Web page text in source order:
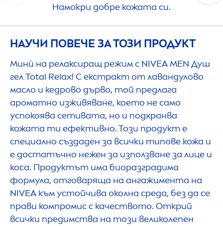
Намокри добре кожата си.
НАУЧИ ПОВЕЧЕ ЗА ТОЗИ ПРОДУКТ
Минѝ на релаксиращ режим с NIVEAMEN Душ
гел Total Relax! С екстракт от лавандулово
масло и кедрово дърво, той предлага
ароматно изживяване, което не само
успокоява сетивата, но и подхранва
кожата ти ефективно. Този продукт е
специално създаден за всички типове кожа и
е достатъчно нежен за използване за лице и
коса. Продуктът има биоразградима
формула, отговаряща на ангажимента на
NIVEA към устойчива околна среда, без да се
прави компромис с качеството. Открий
всички предимства на този великолепен